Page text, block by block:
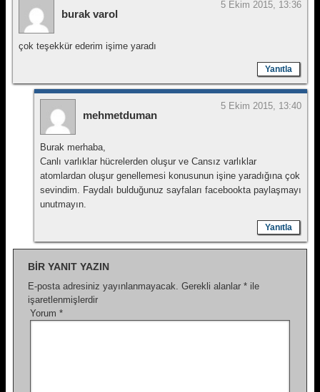
burak varol
5 Ekim 2015, 13:36
çok teşekkür ederim işime yaradı
Yanıtla
mehmetduman
5 Ekim 2015, 13:40
Burak merhaba,
Canlı varlıklar hücrelerden oluşur ve Cansız varlıklar
atomlardan oluşur genellemesi konusunun işine yaradığına çok
sevindim. Faydalı bulduğunuz sayfaları facebookta paylaşmayı
unutmayın.
Yanıtla
BIR YANIT YAZIN
E-posta adresiniz yayınlanmayacak. Gerekli alanlar * ile
işaretlenmişlerdir
Yorum *